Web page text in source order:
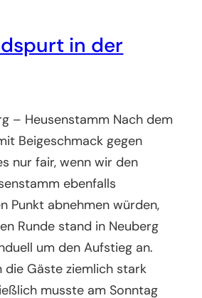
in der
– Heusenstamm Nach dem
Beigeschmack gegen
nur fair, wenn wir den
ebenfalls
Punkt abnehmen würden,
Runde stand in Neuberg
um den Aufstieg an.
die Gäste ziemlich stark
musste am Sonntag